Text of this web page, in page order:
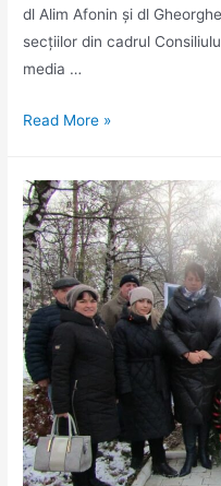
dl Alim Afonin și dl
secţiilor din cadrul
media …
Bugetul
pentru
anul
2023
a
fost
adoptat
Read More »